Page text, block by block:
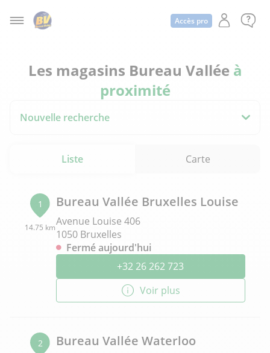
Accès pro
Les magasins Bureau Vallée à
proximité
Nouvelle recherche
Liste Carte
1
14.75 km
Bureau Vallée Bruxelles Louise
Avenue Louise 406
1050 Bruxelles
Fermé aujourd'hui
+32 26 262 723
Voir plus
2 Bureau Vallée Waterloo